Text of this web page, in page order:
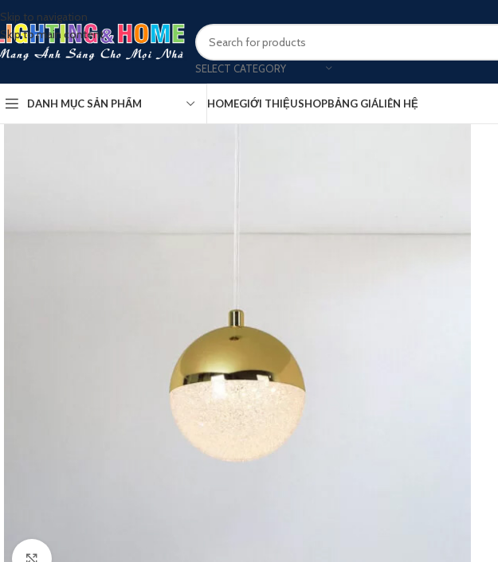
Skip to navigation
Skip to main content
SELECT CATEGORY
DANH MỤC SẢN PHẨM HOMEGIỚI THIỆUSHOPBẢNG GIÁLIÊN HỆ